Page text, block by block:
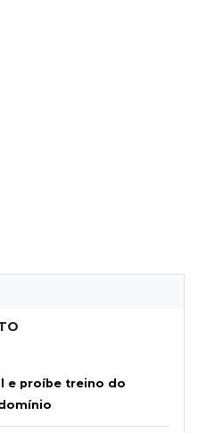
e proíbe treino do